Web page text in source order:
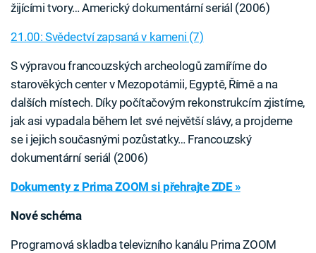
žijícími tvory… Americký dokumentární seriál (2006)
21.00: Svědectví zapsaná v kameni (7)
S výpravou francouzských archeologů zamíříme do
starověkých center v Mezopotámii, Egyptě, Římě a na
dalších místech. Díky počítačovým rekonstrukcím zjistíme,
jak asi vypadala během let své největší slávy, a projdeme
se i jejich současnými pozůstatky… Francouzský
dokumentární seriál (2006)
Dokumenty z Prima ZOOM si přehrajte ZDE »
Nové schéma
Programová skladba televizního kanálu Prima ZOOM